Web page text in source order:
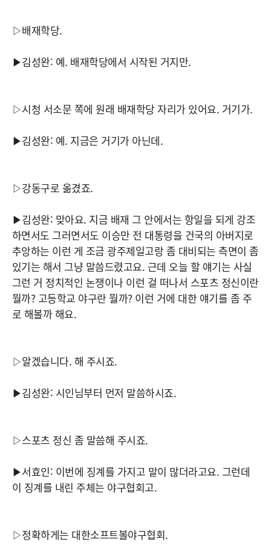
▷배재학당.
▶김성완: 예. 배재학당에서 시작된 거지만.
▷시청 서소문 쪽에 원래 배재학당 자리가 있어요. 거기가.
▶김성완: 예. 지금은 거기가 아닌데.
▷강동구로 옮겼죠.
▶김성완: 맞아요. 지금 배재 그 안에서는 항일을 되게 강조
하면서도 그러면서도 이승만 전 대통령을 건국의 아버지로
추앙하는 이런 게 조금 광주제일고랑 좀 대비되는 측면이 좀
있기는 해서 그냥 말씀드렸고요. 근데 오늘 할 얘기는 사실
그런 거 정치적인 논쟁이나 이런 걸 떠나서 스포츠 정신이란
뭘까? 고등학교 야구란 뭘까? 이런 거에 대한 얘기를 좀 주
로 해볼까 해요.
▷알겠습니다. 해 주시죠.
▶김성완: 시인님부터 먼저 말씀하시죠.
▷스포츠 정신 좀 말씀해 주시죠.
▶서효인: 이번에 징계를 가지고 말이 많더라고요. 그런데
이 징계를 내린 주체는 야구협회고.
▷정확하게는 대한소프트볼야구협회.